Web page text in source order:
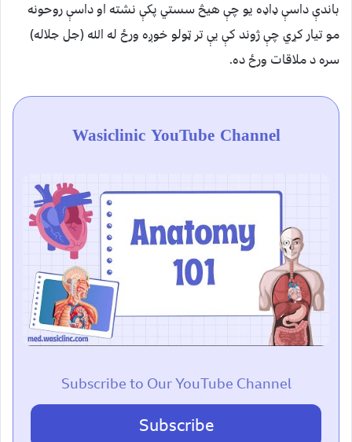
باندې داسې ډاډه یو چې هیڅ سستي پکې نشته او داسې روحونه
مو تیار کړي چې ژوند کې یې تر ټولو خوږه ورځ له الله (جل جلاله)
سره د ملاقات ورځ ده.
Wasiclinic YouTube Channel
Subscribe to Our YouTube Channel
Subscribe